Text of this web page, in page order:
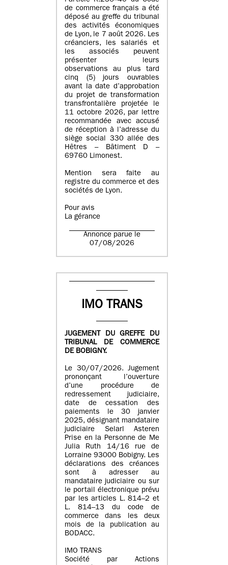
de commerce français a été
déposé au greffe du tribunal
des activités économiques
de Lyon, le 7 août 2026. Les
créanciers, les salariés et
les associés peuvent
présenter leurs
observations au plus tard
cinq (5) jours ouvrables
avant la date d’approbation
du projet de transformation
transfrontalière projetée le
11 octobre 2026, par lettre
recommandée avec accusé
de réception à l’adresse du
siège social 330 allée des
Hêtres – Bâtiment D –
69760 Limonest.
Mention sera faite au
registre du commerce et des
sociétés de Lyon.
Pour avis
La gérance
Annonce parue le
07/08/2026
IMO TRANS
JUGEMENT DU GREFFE DU
TRIBUNAL DE COMMERCE
DE BOBIGNY.
Le 30/07/2026. Jugement
prononçant l’ouverture
d’une procédure de
redressement judiciaire,
date de cessation des
paiements le 30 janvier
2025, désignant mandataire
judiciaire Selarl Asteren
Prise en la Personne de Me
Julia Ruth 14/16 rue de
Lorraine 93000 Bobigny. Les
déclarations des créances
sont à adresser au
mandataire judiciaire ou sur
le portail électronique prévu
par les articles L. 814–2 et
L. 814–13 du code de
commerce dans les deux
mois de la publication au
BODACC.
IMO TRANS
Société par Actions